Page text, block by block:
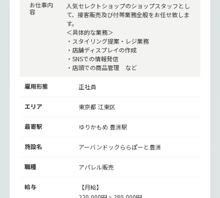
お仕事内
容
人気セレクトショップのショップスタッフとし
て、接客販売及び付帯業務全般をお任せ致しま
す。
＜具体的な業務＞
・スタイリング提案・レジ業務
・店舗ディスプレイの作成
・SNSでの情報発信
・店頭での商品管理 など
雇用形態 正社員
エリア 東京都 江東区
最寄駅 ゆりかもめ 豊洲駅
施設名 アーバンドックららぽーと豊洲
職種 アパレル販売
給与
【月給】